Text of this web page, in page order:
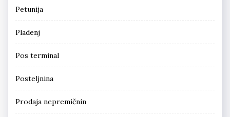
Petunija
Pladenj
Pos terminal
Posteljnina
Prodaja nepremičnin